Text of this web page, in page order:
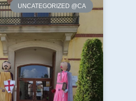
UNCATEGORIZED @CA